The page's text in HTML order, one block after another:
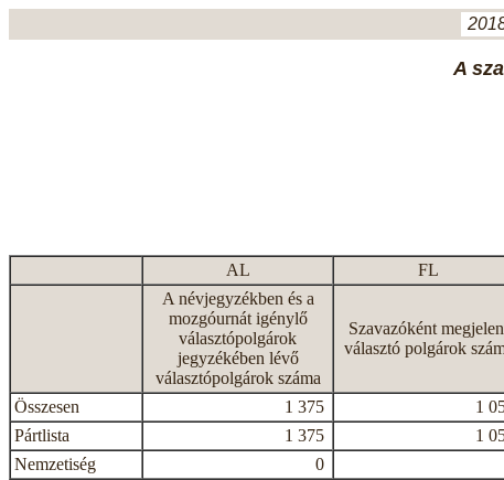
A
AL FL
A névjegyzékben és a
mozgóurnát igénylő
választópolgárok
jegyzékében lévő
választópolgárok száma
Szavazóként
választó polgárok
Összesen 1 375 1
Pártlista
1 375 1
Nemzetiség
0